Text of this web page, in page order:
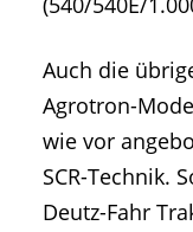
Auch die
Agrotron-
wie vor
SCR-Technik.
Deutz-Fahr